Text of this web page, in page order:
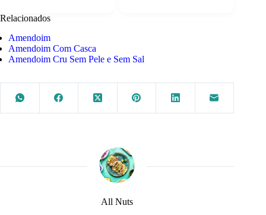
Relacionados
Amendoim
Amendoim Com Casca
Amendoim Cru Sem Pele e Sem Sal
All Nuts